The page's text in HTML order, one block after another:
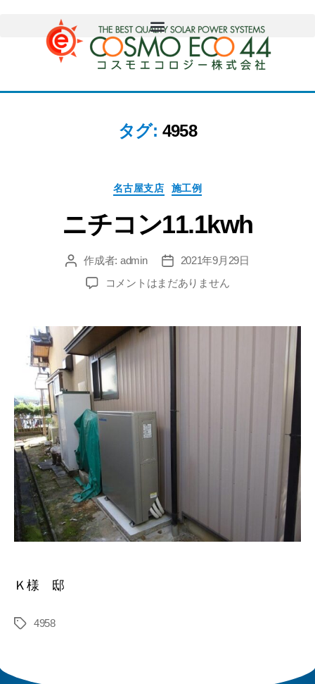
タグ: 4958
名古屋支店 施工例
ニチコン11.1kwh
作成者: admin
2021年9月29日
コメントはまだありません
Ｋ様 邸
4958